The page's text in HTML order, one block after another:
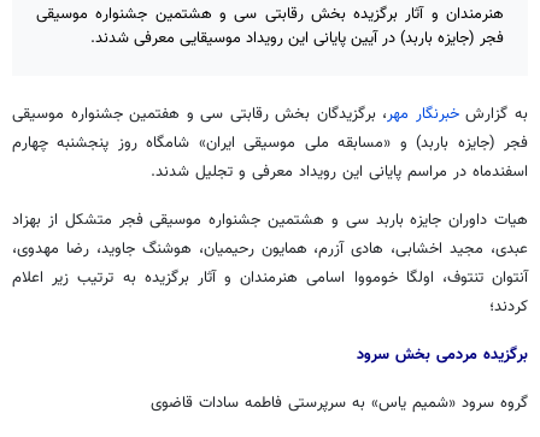
هنرمندان و آثار برگزیده بخش رقابتی سی و هشتمین جشنواره موسیقی
فجر (جایزه باربد) در آیین پایانی این رویداد موسیقایی معرفی شدند.
به گزارشخبرنگار مهر، برگزیدگان بخش رقابتی سی و هفتمین جشنواره موسیقی
فجر (جایزه باربد) و «مسابقه ملی موسیقی ایران» شامگاه روز پنجشنبه چهارم
اسفندماه در مراسم پایانی این رویداد معرفی و تجلیل شدند.
هیات داوران جایزه باربد سی و هشتمین جشنواره موسیقی فجر متشکل از بهزاد
عبدی، مجید اخشابی، هادی آزرم، همایون رحیمیان، هوشنگ جاوید، رضا مهدوی،
آنتوان تنتوف، اولگا خومووا اسامی هنرمندان و آثار برگزیده به ترتیب زیر اعلام
کردند؛
برگزیده مردمی بخش سرود
گروه سرود «شمیم یاس» به سرپرستی فاطمه سادات قاضوی